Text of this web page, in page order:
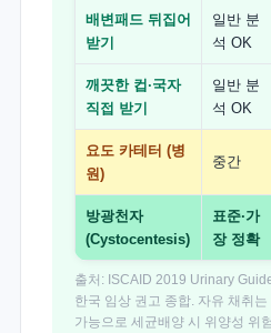
배변패드 뒤집어
받기
일반 분
석 OK
깨끗한 컵·국자
직접 받기
일반 분
석 OK
요도 카테터 (병
원)
중간
방광천자
(Cystocentesis)
표준·가
장 정확
출처: ISCAID 2019 Urinary
한국 임상 권고 종합. 자유 채취는
가능으로 세균배양 시 위양성 위험.